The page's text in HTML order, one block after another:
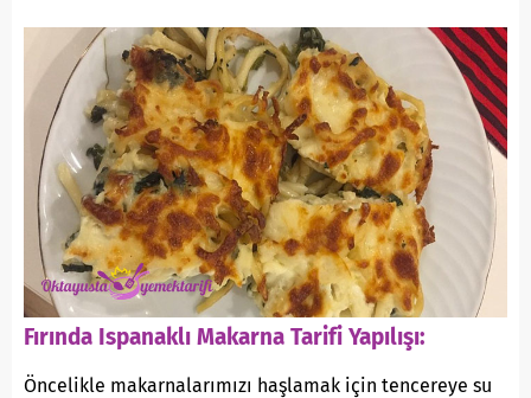
Fırında Ispanaklı Makarna Tarifi Yapılışı:
Öncelikle makarnalarımızı haşlamak için tencereye su